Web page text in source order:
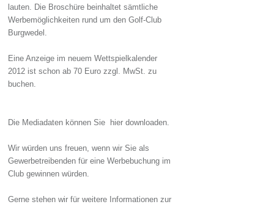
lauten. Die Broschüre beinhaltet sämtliche
Werbemöglichkeiten rund um den Golf-Club
Burgwedel.
Eine Anzeige im neuem Wettspielkalender
2012 ist schon ab 70 Euro zzgl. MwSt. zu
buchen.
Die Mediadaten können Sie hier downloaden.
Wir würden uns freuen, wenn wir Sie als
Gewerbetreibenden für eine Werbebuchung im
Club gewinnen würden.
Gerne stehen wir für weitere Informationen zur